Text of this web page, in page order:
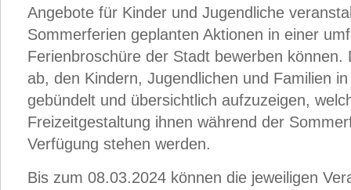
Angebote für Kinder und Jugendliche
Sommerferien geplanten Aktionen in einer
Ferienbroschüre der Stadt bewerben können.
ab, den Kindern, Jugendlichen und Familien
gebündelt und übersichtlich aufzuzeigen,
Freizeitgestaltung ihnen während der
Verfügung stehen werden.
Bis zum 08.03.2024 können die jeweiligen